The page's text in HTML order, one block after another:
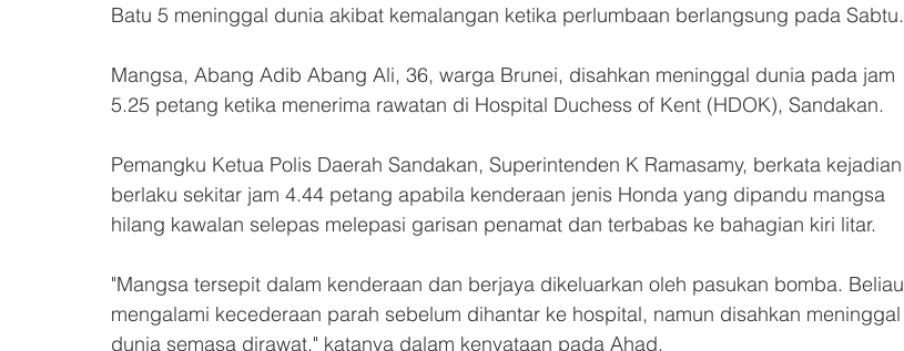
Batu 5 meninggal dunia akibat kemalangan ketika perlumbaan berlangsung pada Sabtu.
Mangsa, Abang Adib Abang Ali, 36, warga Brunei, disahkan meninggal dunia pada jam
5.25 petang ketika menerima rawatan di Hospital Duchess of Kent (HDOK), Sandakan.
Pemangku Ketua Polis Daerah Sandakan, Superintenden K Ramasamy, berkata kejadian
berlaku sekitar jam 4.44 petang apabila kenderaan jenis Honda yang dipandu mangsa
hilang kawalan selepas melepasi garisan penamat dan terbabas ke bahagian kiri litar.
"Mangsa tersepit dalam kenderaan dan berjaya dikeluarkan oleh pasukan bomba. Beliau
mengalami kecederaan parah sebelum dihantar ke hospital, namun disahkan meninggal
dunia semasa dirawat," katanya dalam kenyataan pada Ahad.